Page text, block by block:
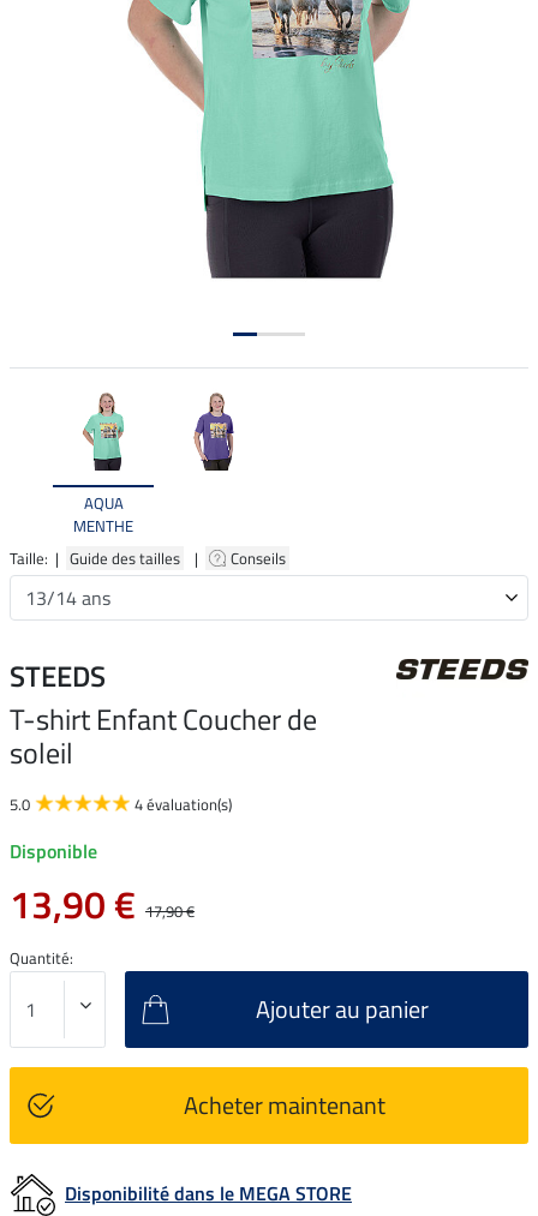
AQUA
MENTHE
Taille: | Guide des tailles | Conseils
STEEDS
T-shirt Enfant Coucher de
soleil
5.0 4 évaluation(s)
Disponible
13,90 € 17,90 €
Quantité:
Ajouter au panier
Acheter maintenant
Disponibilité dans le MEGA STORE